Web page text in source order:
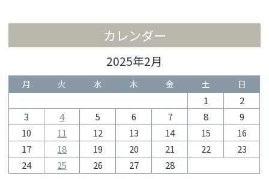
カレンダー
2025年2月
月 火 水 木 金 土 日
1
2
3
4 5 6 7 8
9
10
11 12 13 14 15
16
17
18 19 20 21 22
23
24
25 26 27 28